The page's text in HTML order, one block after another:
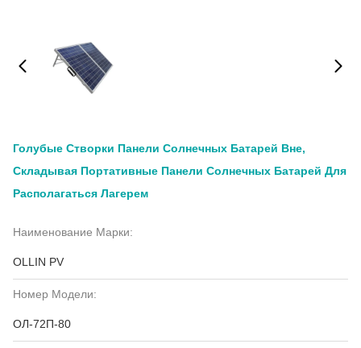
Голубые Створки Панели Солнечных Батарей Вне,
Складывая Портативные Панели Солнечных Батарей Для
Располагаться Лагерем
Наименование Марки:
OLLIN PV
Номер Модели:
ОЛ-72П-80